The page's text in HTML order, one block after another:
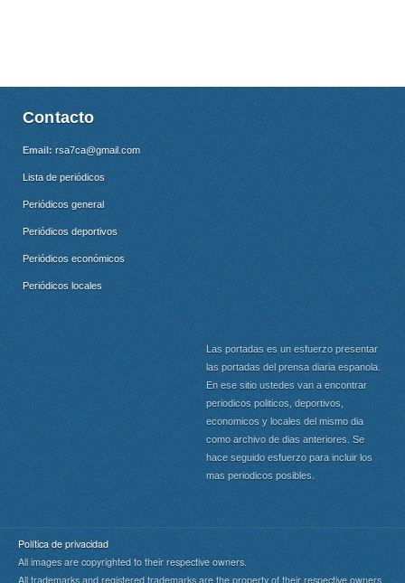
Contacto
Email: rsa7ca@gmail.com
Lista de periódicos
Periódicos general
Periódicos deportivos
Periódicos económicos
Periódicos locales
Las portadas es un esfuerzo presentar
las portadas del prensa diaria espanola.
En ese sitio ustedes van a encontrar
periodicos politicos, deportivos,
economicos y locales del mismo dia
como archivo de dias anteriores. Se
hace seguido esfuerzo para incluir los
mas periodicos posibles.
Política de privacidad
All images are copyrighted to their respective owners.
All trademarks and registered trademarks are the property of their respective owners.